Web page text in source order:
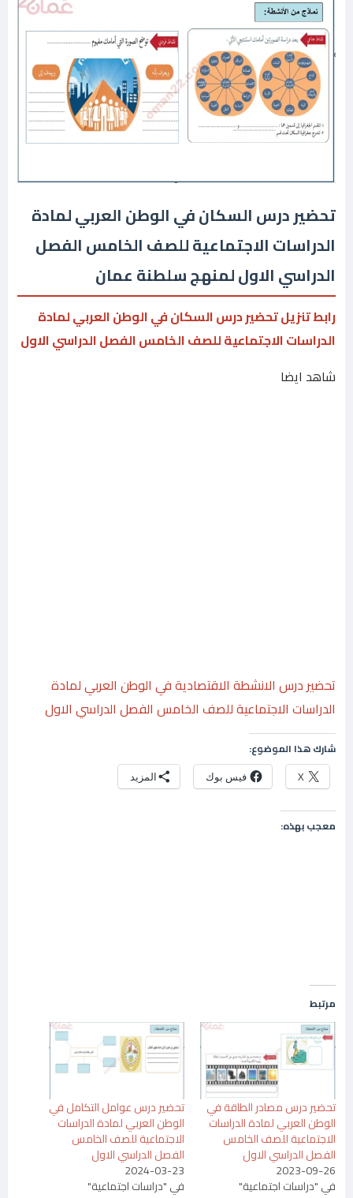
تحضير درس السكان في الوطن العربي لمادة
الدراسات الاجتماعية للصف الخامس الفصل
الدراسي الاول لمنهج سلطنة عمان
رابط تنزيل تحضير درس السكان في الوطن العربي لمادة
الدراسات الاجتماعية للصف الخامس الفصل الدراسي الاول
شاهد ايضا
تحضير درس الانشطة الاقتصادية في الوطن العربي لمادة
الدراسات الاجتماعية للصف الخامس الفصل الدراسي الاول
شارك هذا الموضوع:
X فيس بوك المزيد
معجب بهذه:
مرتبط
تحضير درس مصادر الطاقة في
الوطن العربي لمادة الدراسات
الاجتماعية للصف الخامس
الفصل الدراسي الاول
2023-09-26
في "دراسات اجتماعية"
تحضير درس عوامل التكامل في
الوطن العربي لمادة الدراسات
الاجتماعية للصف الخامس
الفصل الدراسي الاول
2024-03-23
في "دراسات اجتماعية"